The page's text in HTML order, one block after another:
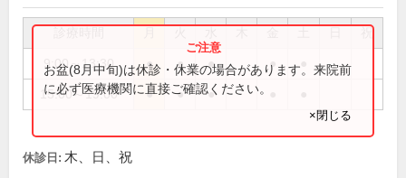
祝
9:00～13:30 ● ● ● ●
15:00～19:00 ● ● ●
お盆(8月中旬)は休診・休業の場合があります。来院前
に必ず医療機関に直接ご確認ください。
×閉じる
休診日: 木、日、祝